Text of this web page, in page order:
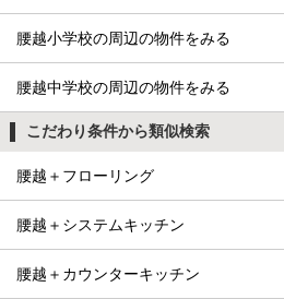
腰越小学校の周辺の物件をみる
腰越中学校の周辺の物件をみる
こだわり条件から類似検索
腰越＋フローリング
腰越＋システムキッチン
腰越＋カウンターキッチン